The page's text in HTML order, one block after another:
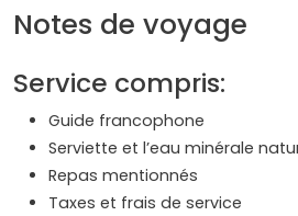
Notes de voyage
Service compris:
Guide francophone
Serviette et l’eau minérale
Repas mentionnés
Taxes et frais de service